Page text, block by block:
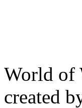
World of
created